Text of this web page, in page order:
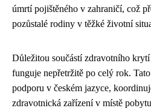
úmrtí pojištěného v zahraničí, což
pozůstalé rodiny v těžké životní
Důležitou součástí zdravotního krytí
funguje nepřetržitě po celý rok.
podporu v českém jazyce,
zdravotnická zařízení v místě